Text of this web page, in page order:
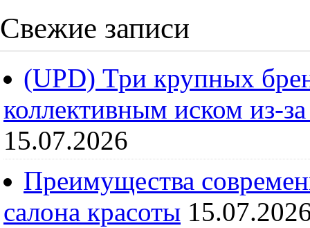
Свежие записи
(UPD) Три крупных
коллективным иском из-
15.07.2026
Преимущества
салона красоты